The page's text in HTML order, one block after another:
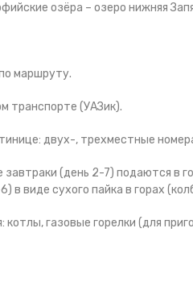
озёра – озеро нижняя
маршруту.
транспорте (УАЗик).
двух-, трехместные
завтраки (день 2-7) подаются в
в виде сухого пайка в горах
котлы, газовые горелки (для